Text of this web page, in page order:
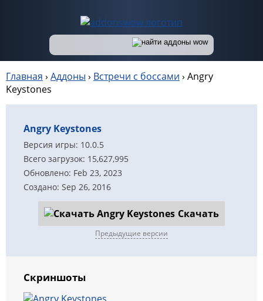
Главная › Аддоны › Встречи с боссами › Angry
Keystones
Angry Keystones
Версия игры: 10.0.5
Всего загрузок: 15,627,995
Обновлено: Feb 23, 2023
Создано: Sep 26, 2016
Скачать
Предыдущие версии
Скриншоты